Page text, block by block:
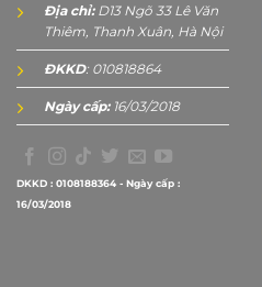
Địa chỉ:D13 Ngõ 33 Lê Văn
Thiêm, Thanh Xuân, Hà Nội
ĐKKD: 010818864
Ngày cấp:16/03/2018
DKKD : 0108188364 - Ngày cấp :
16/03/2018